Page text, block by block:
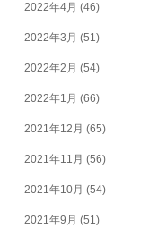
2022年4月 (46)
2022年3月 (51)
2022年2月 (54)
2022年1月 (66)
2021年12月 (65)
2021年11月 (56)
2021年10月 (54)
2021年9月 (51)